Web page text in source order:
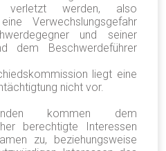
verletzt werden, also
Verwechslungsgefahr
und seiner
dem Beschwerdeführer
liegt eine
nicht vor.
kommen dem
berechtigte Interessen
zu, beziehungsweise